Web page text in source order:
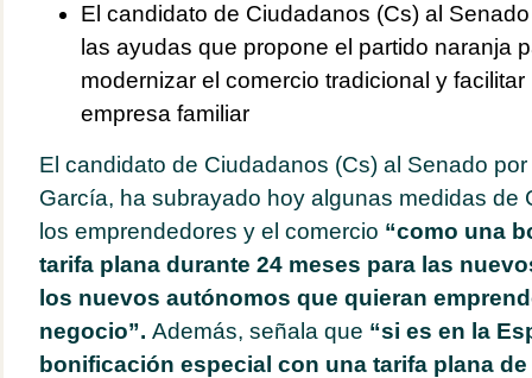
El candidato de Ciudadanos (Cs) al
las ayudas que propone el partido naranja
modernizar el comercio tradicional y
empresa familiar
El candidato de Ciudadanos (Cs) al Senado
García, ha subrayado hoy algunas medidas de
los emprendedores y el comercio “como una
tarifa plana durante 24 meses para las
los nuevos autónomos que quieran
negocio”. Además, señala que “si es en la
bonificación especial con una tarifa plana